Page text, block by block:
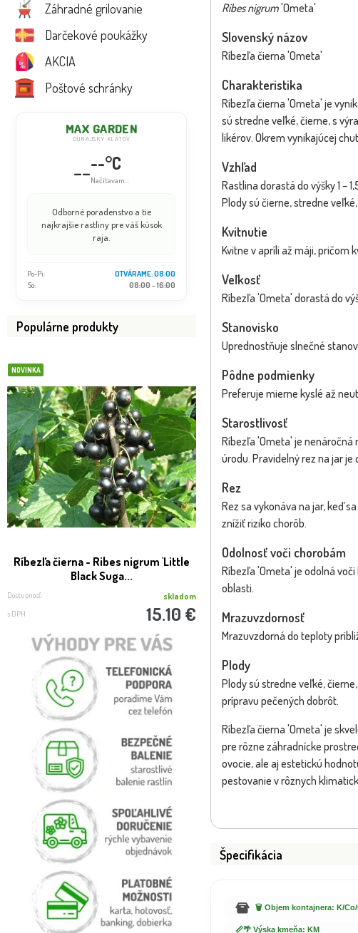
Záhradné grilovanie
Darčekové poukážky
AKCIA
Poštové schránky
MAX GARDEN
DUNAJSKÝ KLÁTOV
----°C
Načítavam...
Odborné poradenstvo a tie
najkrajšie rastliny pre váš kúsok
raja.
Po-Pi:
OTVÁRAME: 08:00
So:
08:00 - 16:00
Populárne produkty
NOVINKA
Ríbezľa čierna - Ribes nigrum 'Little
Black Suga...
Dostupnosť: skladom
s DPH 15.10 €
NOVINKA
Ríbezľa červená
Ribes rubrum 'Jon...
Dostupnosť:
Ribes nigrum'Ometa'
Slovenský názov
Ríbezľa čierna 'Ometa'
Charakteristika
Ríbezľa čierna 'Ometa' je
sú stredne veľké, čierne, s
likérov. Okrem vynikajúcej
Vzhľad
Rastlina dorastá do výšky 1 –
Plody sú čierne, stredne
Kvitnutie
Kvitne v apríli až máji, pričom
Veľkosť
Ríbezľa 'Ometa' dorastá do
Stanovisko
Uprednostňuje slnečné
Pôdne podmienky
Preferuje mierne kyslé až
Starostlivosť
Ríbezľa 'Ometa' je
úrodu. Pravidelný rez na jar
Rez
Rez sa vykonáva na jar, keď
znížiť riziko chorôb.
Odolnosť voči chorobám
Ríbezľa 'Ometa' je odolná
oblasti.
Mrazuvzdornosť
Mrazuvzdorná do teploty
Plody
Plody sú stredne veľké,
prípravu pečených dobrôt.
Ríbezľa čierna 'Ometa' je
pre rôzne záhradnícke
ovocie, ale aj estetickú
pestovanie v rôznych
Špecifikácia
🗑️ Objem kontajnera: K/
📏🌴 Výska kmeňa: KM